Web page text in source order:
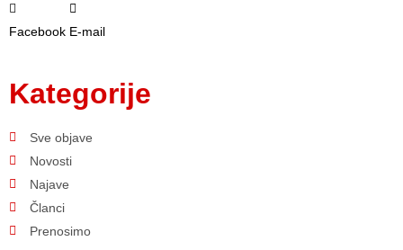
Facebook E-mail
Kategorije
Sve objave
Novosti
Najave
Članci
Prenosimo